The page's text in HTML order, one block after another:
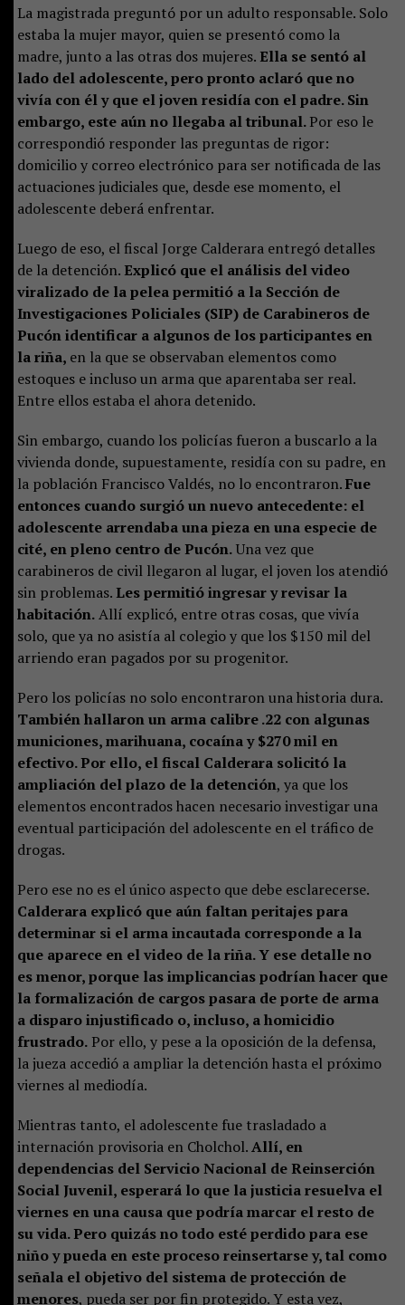
La magistrada preguntó por un adulto responsable. Solo
estaba la mujer mayor, quien se presentó como la
madre, junto a las otras dos mujeres. Ella se sentó al
lado del adolescente, pero pronto aclaró que no
vivía con él y que el joven residía con el padre. Sin
embargo, este aún no llegaba al tribunal.Por eso le
correspondió responder las preguntas de rigor:
domicilio y correo electrónico para ser notificada de las
actuaciones judiciales que, desde ese momento, el
adolescente deberá enfrentar.
Luego de eso, el fiscal Jorge Calderara entregó detalles
de la detención. Explicó que el análisis del video
viralizado de la pelea permitió a la Sección de
Investigaciones Policiales (SIP) de Carabineros de
Pucón identificar a algunos de los participantes en
la riña, en la que se observaban elementos como
estoques e incluso un arma que aparentaba ser real.
Entre ellos estaba el ahora detenido.
Sin embargo, cuando los policías fueron a buscarlo a la
vivienda donde, supuestamente, residía con su padre, en
la población Francisco Valdés, no lo encontraron.Fue
entonces cuando surgió un nuevo antecedente: el
adolescente arrendaba una pieza en una especie de
cité, en pleno centro de Pucón.Una vez que
carabineros de civil llegaron al lugar, el joven los atendió
sin problemas. Les permitió ingresar y revisar la
habitación.Allí explicó, entre otras cosas, que vivía
solo, que ya no asistía al colegio y que los $150 mil del
arriendo eran pagados por su progenitor.
Pero los policías no solo encontraron una historia dura.
También hallaron un arma calibre .22 con algunas
municiones, marihuana, cocaína y $270 mil en
efectivo. Por ello, el fiscal Calderara solicitó la
ampliación del plazo de la detención, ya que los
elementos encontrados hacen necesario investigar una
eventual participación del adolescente en el tráfico de
drogas.
Pero ese no es el único aspecto que debe esclarecerse.
Calderara explicó que aún faltan peritajes para
determinar si el arma incautada corresponde a la
que aparece en el video de la riña. Y ese detalle no
es menor, porque las implicancias podrían hacer que
la formalización de cargos pasara de porte de arma
a disparo injustificado o, incluso, a homicidio
frustrado.Por ello, y pese a la oposición de la defensa,
la jueza accedió a ampliar la detención hasta el próximo
viernes al mediodía.
Mientras tanto, el adolescente fue trasladado a
internación provisoria en Cholchol.Allí, en
dependencias del Servicio Nacional de Reinserción
Social Juvenil, esperará lo que la justicia resuelva el
viernes en una causa que podría marcar el resto de
su vida. Pero quizás no todo esté perdido para ese
niño y pueda en este proceso reinsertarse y, tal como
señala el objetivo del sistema de protección de
menores, pueda ser por fin protegido. Y esta vez,